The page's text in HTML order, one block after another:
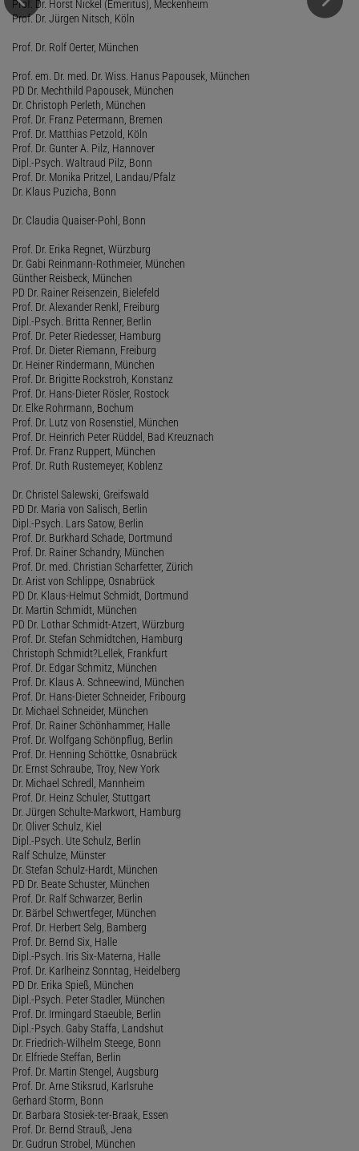
Prof. Dr. Horst Nickel (Emeritus), Meckenheim
Prof. Dr. Jürgen Nitsch, Köln
Prof. Dr. Rolf Oerter, München
Prof. em. Dr. med. Dr. Wiss. Hanus Papousek, München
PD Dr. Mechthild Papousek, München
Dr. Christoph Perleth, München
Prof. Dr. Franz Petermann, Bremen
Prof. Dr. Matthias Petzold, Köln
Prof. Dr. Gunter A. Pilz, Hannover
Dipl.-Psych. Waltraud Pilz, Bonn
Prof. Dr. Monika Pritzel, Landau/Pfalz
Dr. Klaus Puzicha, Bonn
Dr. Claudia Quaiser-Pohl, Bonn
Prof. Dr. Erika Regnet, Würzburg
Dr. Gabi Reinmann-Rothmeier, München
Günther Reisbeck, München
PD Dr. Rainer Reisenzein, Bielefeld
Prof. Dr. Alexander Renkl, Freiburg
Dipl.-Psych. Britta Renner, Berlin
Prof. Dr. Peter Riedesser, Hamburg
Prof. Dr. Dieter Riemann, Freiburg
Dr. Heiner Rindermann, München
Prof. Dr. Brigitte Rockstroh, Konstanz
Prof. Dr. Hans-Dieter Rösler, Rostock
Dr. Elke Rohrmann, Bochum
Prof. Dr. Lutz von Rosenstiel, München
Prof. Dr. Heinrich Peter Rüddel, Bad Kreuznach
Prof. Dr. Franz Ruppert, München
Prof. Dr. Ruth Rustemeyer, Koblenz
Dr. Christel Salewski, Greifswald
PD Dr. Maria von Salisch, Berlin
Dipl.-Psych. Lars Satow, Berlin
Prof. Dr. Burkhard Schade, Dortmund
Prof. Dr. Rainer Schandry, München
Prof. Dr. med. Christian Scharfetter, Zürich
Dr. Arist von Schlippe, Osnabrück
PD Dr. Klaus-Helmut Schmidt, Dortmund
Dr. Martin Schmidt, München
PD Dr. Lothar Schmidt-Atzert, Würzburg
Prof. Dr. Stefan Schmidtchen, Hamburg
Christoph Schmidt?Lellek, Frankfurt
Prof. Dr. Edgar Schmitz, München
Prof. Dr. Klaus A. Schneewind, München
Prof. Dr. Hans-Dieter Schneider, Fribourg
Dr. Michael Schneider, München
Prof. Dr. Rainer Schönhammer, Halle
Prof. Dr. Wolfgang Schönpflug, Berlin
Prof. Dr. Henning Schöttke, Osnabrück
Dr. Ernst Schraube, Troy, New York
Dr. Michael Schredl, Mannheim
Prof. Dr. Heinz Schuler, Stuttgart
Dr. Jürgen Schulte-Markwort, Hamburg
Dr. Oliver Schulz, Kiel
Dipl.-Psych. Ute Schulz, Berlin
Ralf Schulze, Münster
Dr. Stefan Schulz-Hardt, München
PD Dr. Beate Schuster, München
Prof. Dr. Ralf Schwarzer, Berlin
Dr. Bärbel Schwertfeger, München
Prof. Dr. Herbert Selg, Bamberg
Prof. Dr. Bernd Six, Halle
Dipl.-Psych. Iris Six-Materna, Halle
Prof. Dr. Karlheinz Sonntag, Heidelberg
PD Dr. Erika Spieß, München
Dipl.-Psych. Peter Stadler, München
Prof. Dr. Irmingard Staeuble, Berlin
Dipl.-Psych. Gaby Staffa, Landshut
Dr. Friedrich-Wilhelm Steege, Bonn
Dr. Elfriede Steffan, Berlin
Prof. Dr. Martin Stengel, Augsburg
Prof. Dr. Arne Stiksrud, Karlsruhe
Gerhard Storm, Bonn
Dr. Barbara Stosiek-ter-Braak, Essen
Prof. Dr. Bernd Strauß, Jena
Dr. Gudrun Strobel, München